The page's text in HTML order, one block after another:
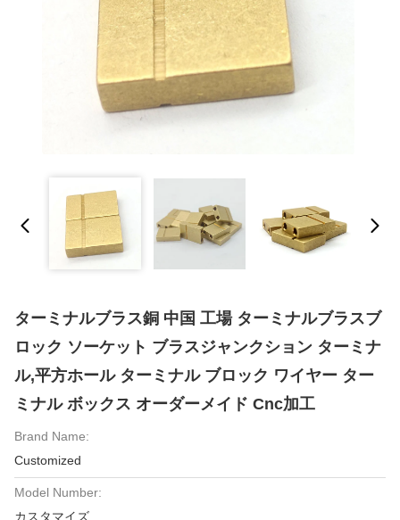
ターミナルブラス銅 中国 工場 ターミナルブラスブ
ロック ソーケット ブラスジャンクション ターミナ
ル,平方ホール ターミナル ブロック ワイヤー ター
ミナル ボックス オーダーメイド Cnc加工
Brand Name:
Customized
Model Number:
カスタマイズ